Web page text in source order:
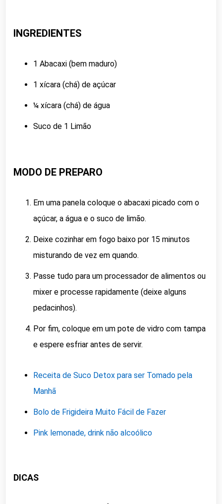
INGREDIENTES
1 Abacaxi (bem maduro)
1 xícara (chá) de açúcar
¼ xícara (chá) de água
Suco de 1 Limão
MODO DE PREPARO
Em uma panela coloque o abacaxi picado com o
açúcar, a água e o suco de limão.
Deixe cozinhar em fogo baixo por 15 minutos
misturando de vez em quando.
Passe tudo para um processador de alimentos ou
mixer e processe rapidamente (deixe alguns
pedacinhos).
Por fim, coloque em um pote de vidro com tampa
e espere esfriar antes de servir.
Receita de Suco Detox para ser Tomado pela
Manhã
Bolo de Frigideira Muito Fácil de Fazer
Pink lemonade, drink não alcoólico
DICAS